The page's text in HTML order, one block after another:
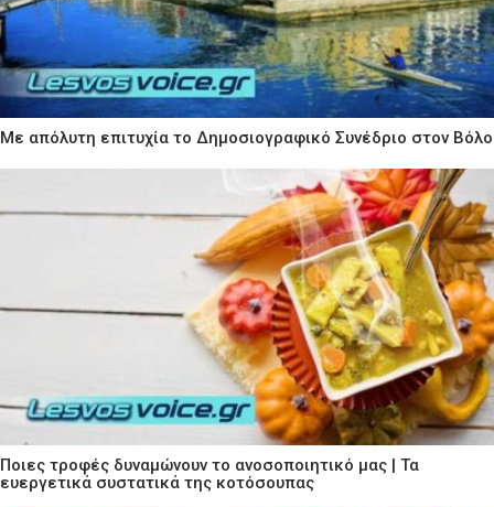
Με απόλυτη επιτυχία το Δημοσιογραφικό Συνέδριο στον Βόλο
Ποιες τροφές δυναμώνουν το ανοσοποιητικό μας | Τα
ευεργετικά συστατικά της κοτόσουπας